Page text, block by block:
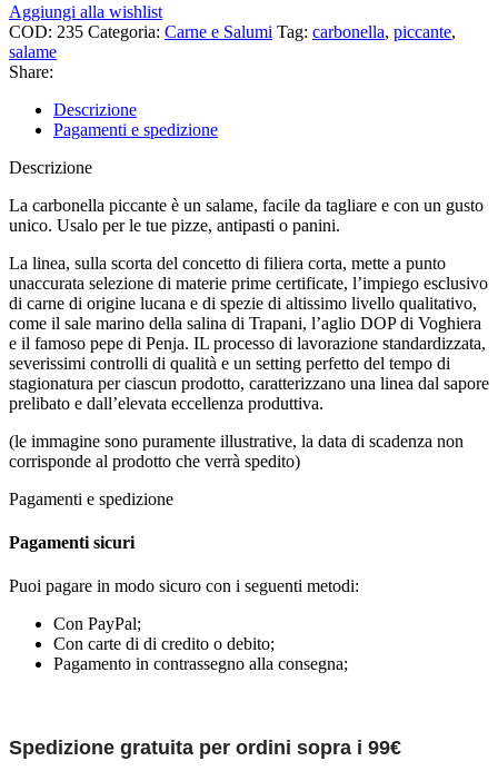
Aggiungi alla wishlist
COD: 235 Categoria: Carne e Salumi Tag: carbonella, piccante,
salame
Share:
Descrizione
Pagamenti e spedizione
Descrizione
La carbonella piccante è un salame, facile da tagliare e con un gusto
unico. Usalo per le tue pizze, antipasti o panini.
La linea, sulla scorta del concetto di filiera corta, mette a punto
unaccurata selezione di materie prime certificate, l’impiego esclusivo
di carne di origine lucana e di spezie di altissimo livello qualitativo,
come il sale marino della salina di Trapani, l’aglio DOP di Voghiera
e il famoso pepe di Penja. IL processo di lavorazione standardizzata,
severissimi controlli di qualità e un setting perfetto del tempo di
stagionatura per ciascun prodotto, caratterizzano una linea dal sapore
prelibato e dall’elevata eccellenza produttiva.
(le immagine sono puramente illustrative, la data di scadenza non
corrisponde al prodotto che verrà spedito)
Pagamenti e spedizione
Pagamenti sicuri
Puoi pagare in modo sicuro con i seguenti metodi:
Con PayPal;
Con carte di di credito o debito;
Pagamento in contrassegno alla consegna;
Spedizione gratuita per ordini sopra i 99€